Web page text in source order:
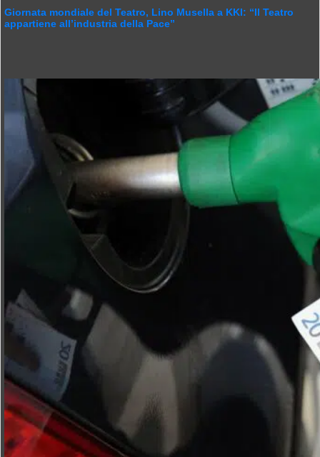
Giornata mondiale del Teatro, Lino Musella a KKI: “Il Teatro
appartiene all’industria della Pace”